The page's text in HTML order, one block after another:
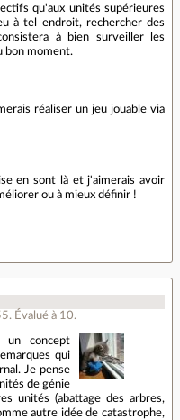
qu'aux unités supérieures
à tel endroit, rechercher des
à bien surveiller les
bon moment.
réaliser un jeu jouable via
en sont là et j'aimerais avoir
ou à mieux définir !
. Évalué à 10.
concept
qui
Je pense
de génie
unités (abattage des arbres,
autre idée de catastrophe,